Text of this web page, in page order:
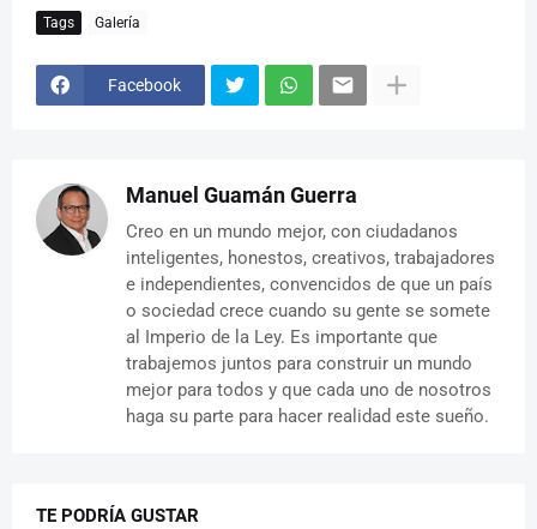
Tags Galería
Facebook
Manuel Guamán Guerra
Creo en un mundo mejor, con ciudadanos
inteligentes, honestos, creativos, trabajadores
e independientes, convencidos de que un país
o sociedad crece cuando su gente se somete
al Imperio de la Ley. Es importante que
trabajemos juntos para construir un mundo
mejor para todos y que cada uno de nosotros
haga su parte para hacer realidad este sueño.
TE PODRÍA GUSTAR